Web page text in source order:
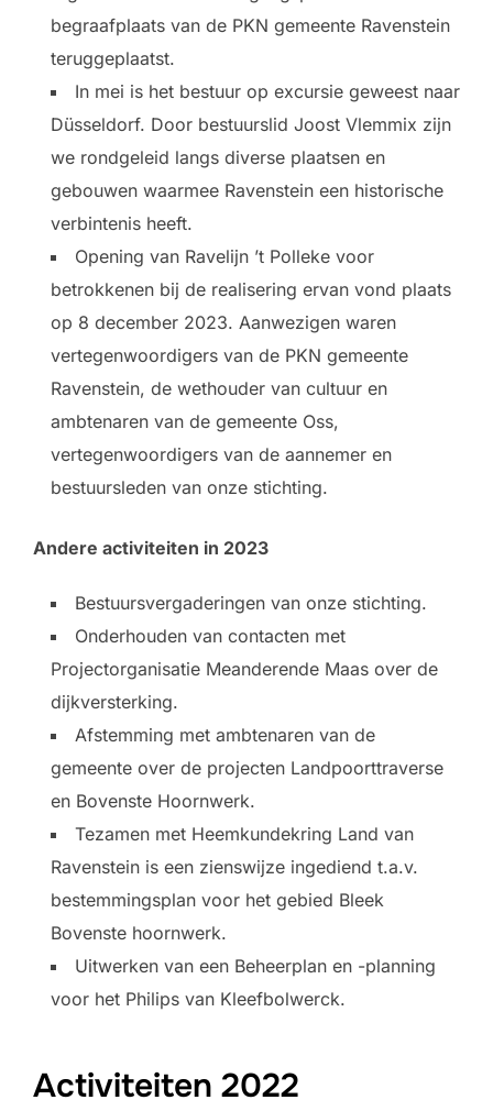
begraafplaats van de PKN gemeente Ravenstein
teruggeplaatst.
In mei is het bestuur op excursie geweest naar
Düsseldorf. Door bestuurslid Joost Vlemmix zijn
we rondgeleid langs diverse plaatsen en
gebouwen waarmee Ravenstein een historische
verbintenis heeft.
Opening van Ravelijn ’t Polleke voor
betrokkenen bij de realisering ervan vond plaats
op 8 december 2023. Aanwezigen waren
vertegenwoordigers van de PKN gemeente
Ravenstein, de wethouder van cultuur en
ambtenaren van de gemeente Oss,
vertegenwoordigers van de aannemer en
bestuursleden van onze stichting.
Andere activiteiten in 2023
Bestuursvergaderingen van onze stichting.
Onderhouden van contacten met
Projectorganisatie Meanderende Maas over de
dijkversterking.
Afstemming met ambtenaren van de
gemeente over de projecten Landpoorttraverse
en Bovenste Hoornwerk.
Tezamen met Heemkundekring Land van
Ravenstein is een zienswijze ingediend t.a.v.
bestemmingsplan voor het gebied Bleek
Bovenste hoornwerk.
Uitwerken van een Beheerplan en -planning
voor het Philips van Kleefbolwerck.
Activiteiten 2022